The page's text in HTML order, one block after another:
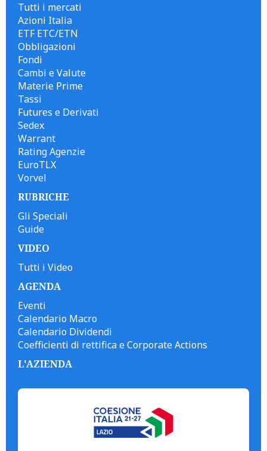
Tutti i mercati
Azioni Italia
ETF ETC/ETN
Obbligazioni
Fondi
Cambi e Valute
Materie Prime
Tassi
Futures e Derivati
Sedex
Warrant
Rating Agenzie
EuroTLX
Vorvel
RUBRICHE
Gli Speciali
Guide
VIDEO
Tutti i Video
AGENDA
Eventi
Calendario Macro
Calendario Dividendi
Coefficienti di rettifica e Corporate Actions
L'AZIENDA